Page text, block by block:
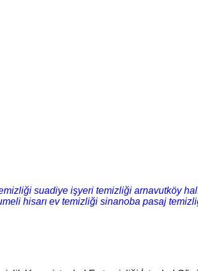
suadiye işyeri temizliği arnavutköy
hisarı ev temizliği sinanoba pasaj